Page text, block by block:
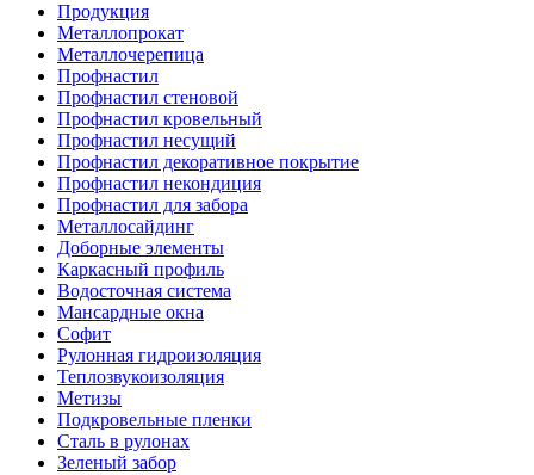
Продукция
Металлопрокат
Металлочерепица
Профнастил
Профнастил стеновой
Профнастил кровельный
Профнастил несущий
Профнастил декоративное покрытие
Профнастил некондиция
Профнастил для забора
Металлосайдинг
Доборные элементы
Каркасный профиль
Водосточная система
Мансардные окна
Софит
Рулонная гидроизоляция
Теплозвукоизоляция
Метизы
Подкровельные пленки
Сталь в рулонах
Зеленый забор